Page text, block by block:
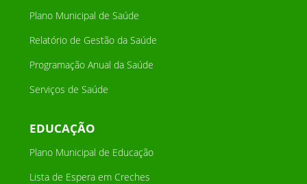
Plano Municipal de Saúde
Relatório de Gestão da Saúde
Programação Anual da Saúde
Serviços de Saúde
EDUCAÇÃO
Plano Municipal de Educação
Lista de Espera em Creches